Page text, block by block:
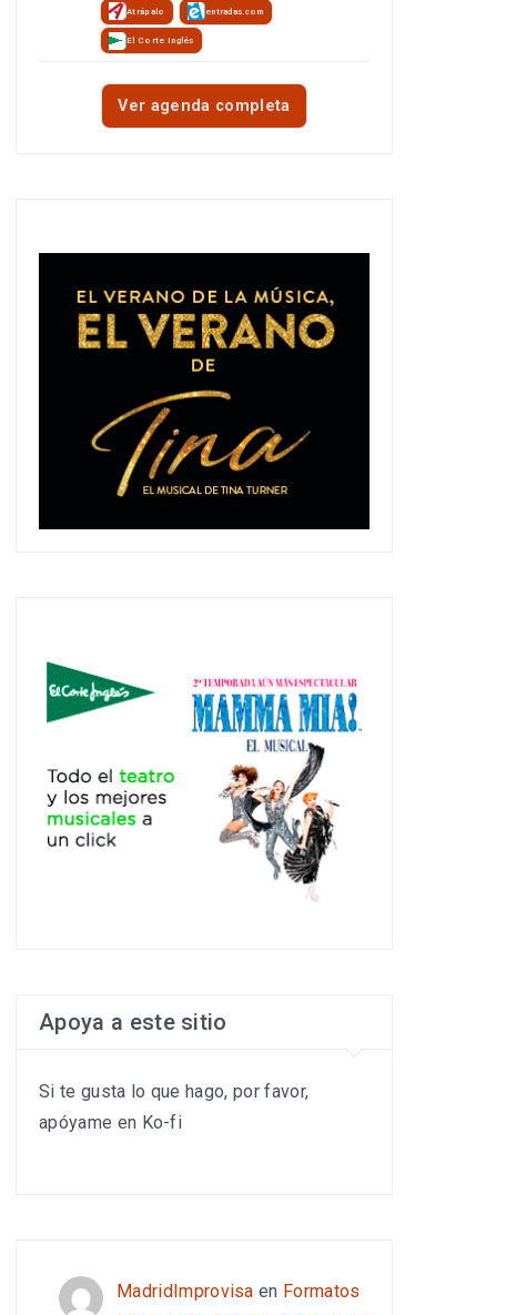
Atrápalo entradas.com
El Corte Inglés
Ver agenda completa
Apoya a este sitio
Si te gusta lo que hago, por favor,
apóyame en Ko-fi
MadridImprovisa en Formatos